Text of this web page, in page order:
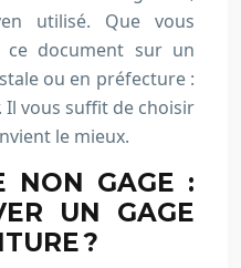
utilisé. Que vous
ce document sur un
ou en préfecture :
Il vous suffit de choisir
le mieux.
NON GAGE :
UN GAGE
?